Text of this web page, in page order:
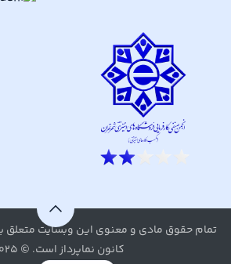
تمام حقوق مادی و معنوی این وبسایت متعلق
کانون نماپرداز است. © ۲۰۲۵